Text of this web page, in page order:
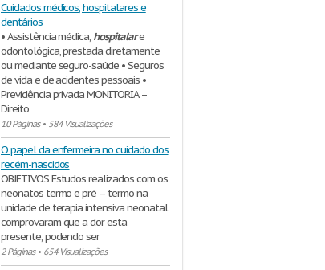
Cuidados médicos, hospitalares e
dentários
• Assistência médica, hospitalare
odontológica, prestada diretamente
ou mediante seguro-saúde • Seguros
de vida e de acidentes pessoais •
Previdência privada MONITORIA –
Direito
10 Páginas• 584 Visualizações
O papel da enfermeira no cuidado dos
recém-nascidos
OBJETIVOS Estudos realizados com os
neonatos termo e pré – termo na
unidade de terapia intensiva neonatal
comprovaram que a dor esta
presente, podendo ser
2 Páginas• 654 Visualizações